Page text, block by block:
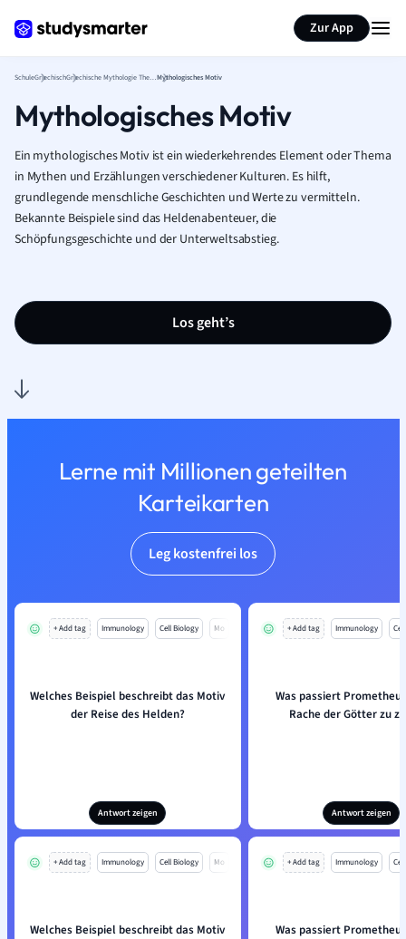
Zur App
SchuleGriechisch Griechische Mythologie TheorieMythologisches Motiv
Mythologisches Motiv
Ein mythologisches Motiv ist ein wiederkehrendes Element oder Thema
in Mythen und Erzählungen verschiedener Kulturen. Es hilft,
grundlegende menschliche Geschichten und Werte zu vermitteln.
Bekannte Beispiele sind das Heldenabenteuer, die
Schöpfungsgeschichte und der Unterweltsabstieg.
Los geht’s
Lerne mit Millionen geteilten
Karteikarten
Leg kostenfrei los
+ Add tag Immunology Cell Biology Mo
Welches Beispiel beschreibt das Motiv
der Reise des Helden?
Antwort zeigen
+ Add tag Immunology
Was passiert
Rache der Götter zu
Antwort zeigen
+ Add tag Immunology Cell Biology Mo
Welches Beispiel beschreibt das Motiv
+ Add tag Immunology
Was passiert
Seite zusammenfassen